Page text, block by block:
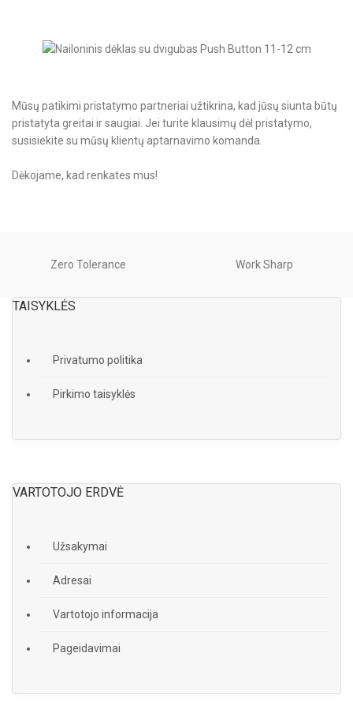
Mūsų patikimi pristatymo partneriai užtikrina, kad jūsų siunta būtų
pristatyta greitai ir saugiai. Jei turite klausimų dėl pristatymo,
susisiekite su mūsų klientų aptarnavimo komanda.
Dėkojame, kad renkates mus!
Zero Tolerance Work Sharp
TAISYKLĖS
Privatumo politika
Pirkimo taisyklės
VARTOTOJO ERDVĖ
Užsakymai
Adresai
Vartotojo informacija
Pageidavimai